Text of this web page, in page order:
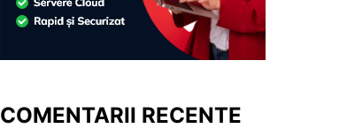
COMENTARII RECENTE